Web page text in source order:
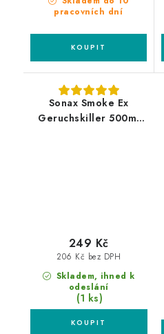
pracovních dní
Sonax Smoke Ex
Geruchskiller 500ml
Skladem, ihned k
odeslání
(1 ks)
206 Kč bez DPH
249 Kč